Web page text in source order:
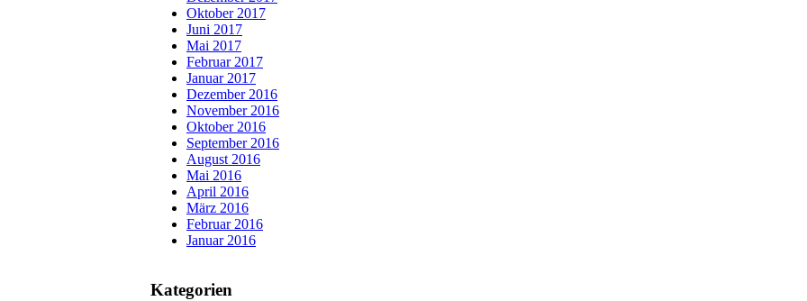
Oktober 2017
Juni 2017
Mai 2017
Februar 2017
Januar 2017
Dezember 2016
November 2016
Oktober 2016
September 2016
August 2016
Mai 2016
April 2016
März 2016
Februar 2016
Januar 2016
Kategorien